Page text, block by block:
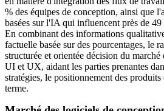
% des équipes de conception, ainsi que
basées sur l'IA qui influencent près de
En combinant des informations
factuelle basée sur des pourcentages, le
structurée et orientée décision du
UI et UX, aidant les parties prenantes
stratégies, le positionnement des
terme.